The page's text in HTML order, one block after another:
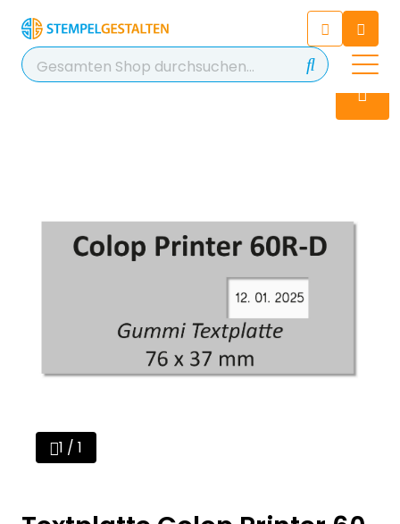
Chatten Sie 24/7 mit unserem
hilfreichen Chatbot
Kontakt
+49 2038 0480 403
1 / 1